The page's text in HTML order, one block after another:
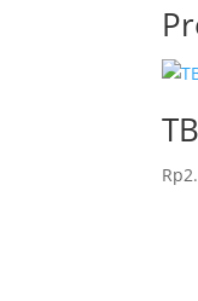
Rp